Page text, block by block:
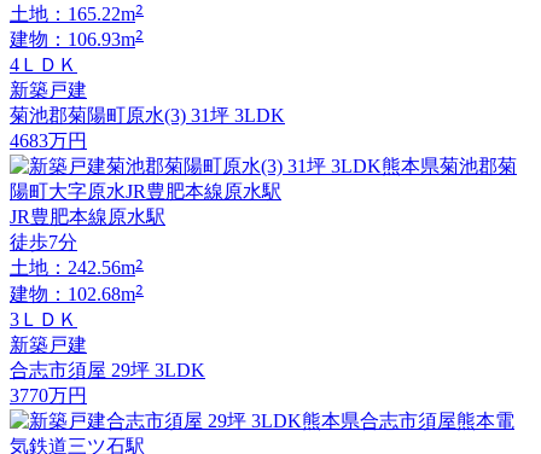
土地：165.22m2
建物：106.93m2
4ＬＤＫ
新築戸建
菊池郡菊陽町原水(3) 31坪 3LDK
4683万円
JR豊肥本線原水駅
徒歩7分
土地：242.56m2
建物：102.68m2
3ＬＤＫ
新築戸建
合志市須屋 29坪 3LDK
3770万円